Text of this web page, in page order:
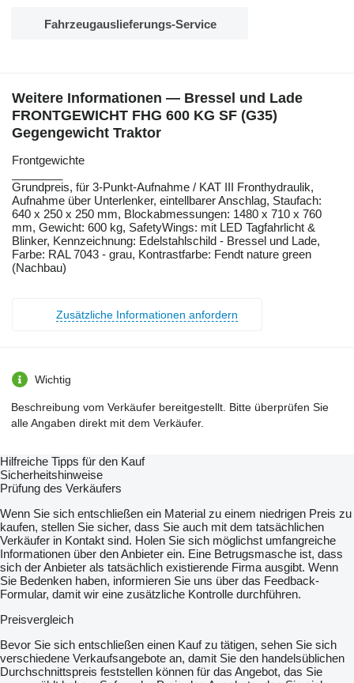
Fahrzeugauslieferungs-Service
Weitere Informationen — Bressel und Lade
FRONTGEWICHT FHG 600 KG SF (G35)
Gegengewicht Traktor
Frontgewichte
Grundpreis, ​​​​​​​​​‌‌​​​​‌​​​​​​​​​‌‌‌​‌​‌​​​​​​​​​‌‌‌​‌​​​​​​​​​​​‌‌​‌‌‌‌​​​​​​​​​‌‌​‌‌​​​​​​​​​​​‌‌​‌​​‌​​​​​​​​​‌‌​‌‌‌​​​​​​​​​​‌‌​​‌​‌für 3-Punkt-Aufnahme / KAT III Fronthydraulik,
Aufnahme über Unterlenker, eintellbarer Anschlag, Staufach:
640 x 250 x 250 mm, Blockabmessungen: 1480 x 710 x 760
mm, Gewicht: 600 kg, SafetyWings: mit LED Tagfahrlicht &
Blinker, Kennzeichnung: Edelstahlschild - Bressel und Lade,
Farbe: RAL 7043 - grau, Kontrastfarbe: Fendt nature green
(Nachbau)
Zusätzliche Informationen anfordern
Wichtig
Beschreibung vom Verkäufer bereitgestellt. Bitte überprüfen Sie
alle Angaben direkt mit dem Verkäufer.
Hilfreiche Tipps für den Kauf
Sicherheitshinweise
Prüfung des Verkäufers
Wenn Sie sich entschließen ein Material zu einem niedrigen Preis zu
kaufen, stellen Sie sicher, dass Sie auch mit dem tatsächlichen
Verkäufer in Kontakt sind. Holen Sie sich möglichst umfangreiche
Informationen über den Anbieter ein. Eine Betrugsmasche ist, dass
sich der Anbieter als tatsächlich existierende Firma ausgibt. Wenn
Sie Bedenken haben, informieren Sie uns über das Feedback-
Formular, damit wir eine zusätzliche Kontrolle durchführen.
Preisvergleich
Bevor Sie sich entschließen einen Kauf zu tätigen, sehen Sie sich
verschiedene Verkaufsangebote an, damit Sie den handelsüblichen
Durchschnittspreis feststellen können für das Angebot, das Sie